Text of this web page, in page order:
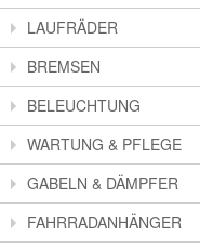
LAUFRÄDER
BREMSEN
BELEUCHTUNG
WARTUNG & PFLEGE
GABELN & DÄMPFER
FAHRRADANHÄNGER